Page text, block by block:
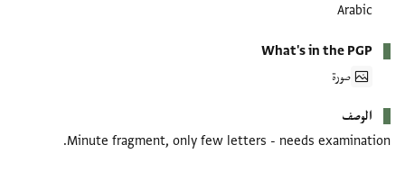
Arabic
What's in the PGP
صورة
الوصف
Minute fragment, only few letters - needs examination.